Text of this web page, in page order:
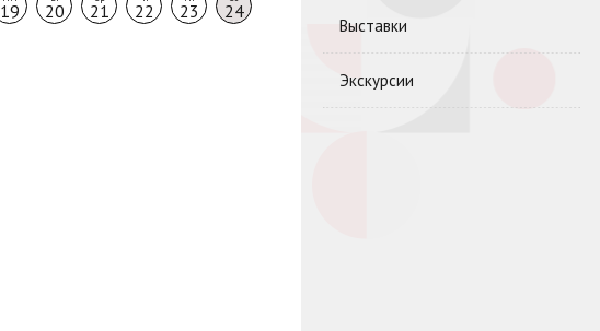
19 20 21 22 23 24
Выставки
Экскурсии